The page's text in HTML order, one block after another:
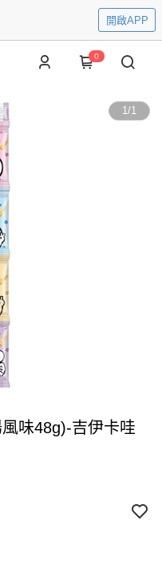
開啟APP
0
1/1
味48g)-吉伊卡哇